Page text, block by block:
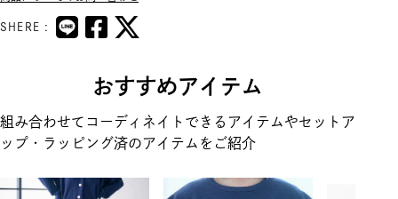
SHERE :
おすすめアイテム
組み合わせてコーディネイトできるアイテムやセットア
ップ・ラッピング済のアイテムをご紹介